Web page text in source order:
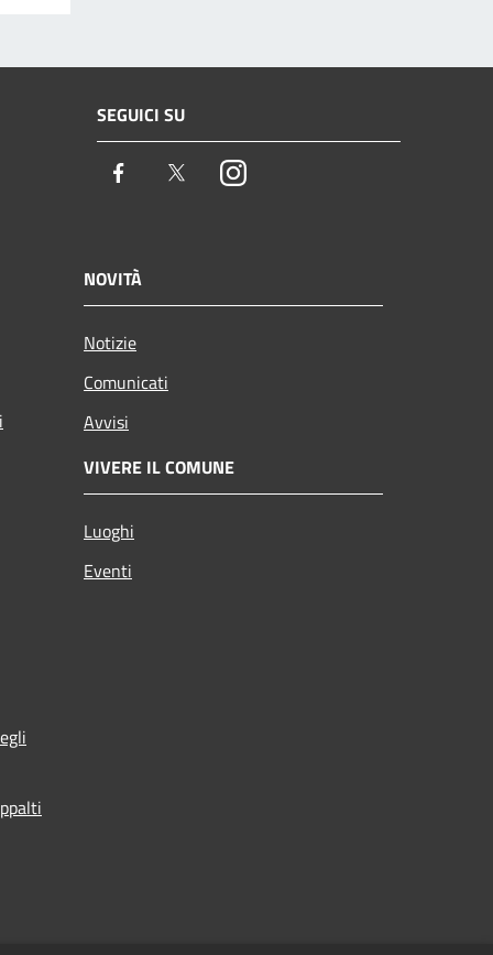
SEGUICI SU
Facebook TwitterInstagram
NOVITÀ
Notizie
Comunicati
Avvisi
VIVERE IL COMUNE
Luoghi
Eventi